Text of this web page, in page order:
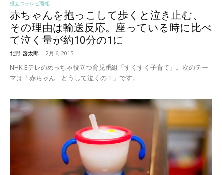
役立つテレビ番組
赤ちゃんを抱っこして歩くと泣き止む、
その理由は輸送反応。座っている時に比べ
て泣く量が約10分の1に
北野 啓太郎 - 2月 6, 2015
NHK Eテレのめっちゃ役立つ育児番組「すくすく子育て」。次のテー
マは「赤ちゃん どうして泣くの？」です。